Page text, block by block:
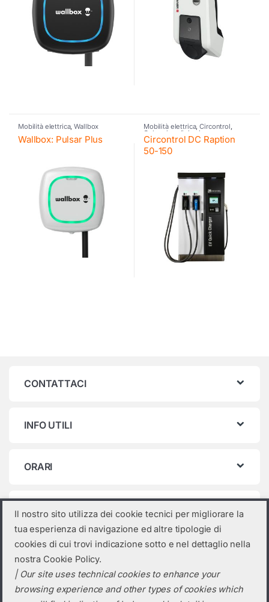
Mobilità elettrica,Wallbox
Wallbox: Pulsar Plus
Mobilità elettrica,Circontrol,
Colonnine di ricarica
Circontrol DC Raption
50-150
CONTATTACI
INFO UTILI
ORARI
Categorie prodotto
Accessori
Il nostro sito utilizza dei cookie tecnici per migliorare la
tua esperienza di navigazione ed altre tipologie di
cookies di cui trovi indicazione sotto e nel dettaglio nella
nostra Cookie Policy.
| Our site uses technical cookies to enhance your
browsing experience and other types of cookies which